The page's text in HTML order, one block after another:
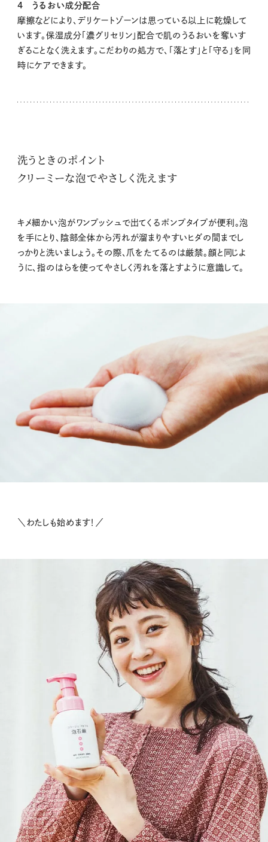
4 うるおい成分配合
摩擦などにより、デリケートゾーンは思っている以上に乾燥して
います。保湿成分「濃グリセリン」配合で肌のうるおいを奪いす
ぎることなく洗えます。こだわりの処方で、「落とす」と「守る」を同
時にケアできます。
洗うときのポイント
クリーミーな泡でやさしく洗えます
キメ細かい泡がワンプッシュで出てくるポンプタイプが便利。泡
を手にとり、陰部全体から汚れが溜まりやすいヒダの間までし
っかりと洗いましょう。その際、爪をたてるのは厳禁。顔と同じよ
うに、指のはらを使ってやさしく汚れを落とすように意識して。
＼わたしも始めます！／